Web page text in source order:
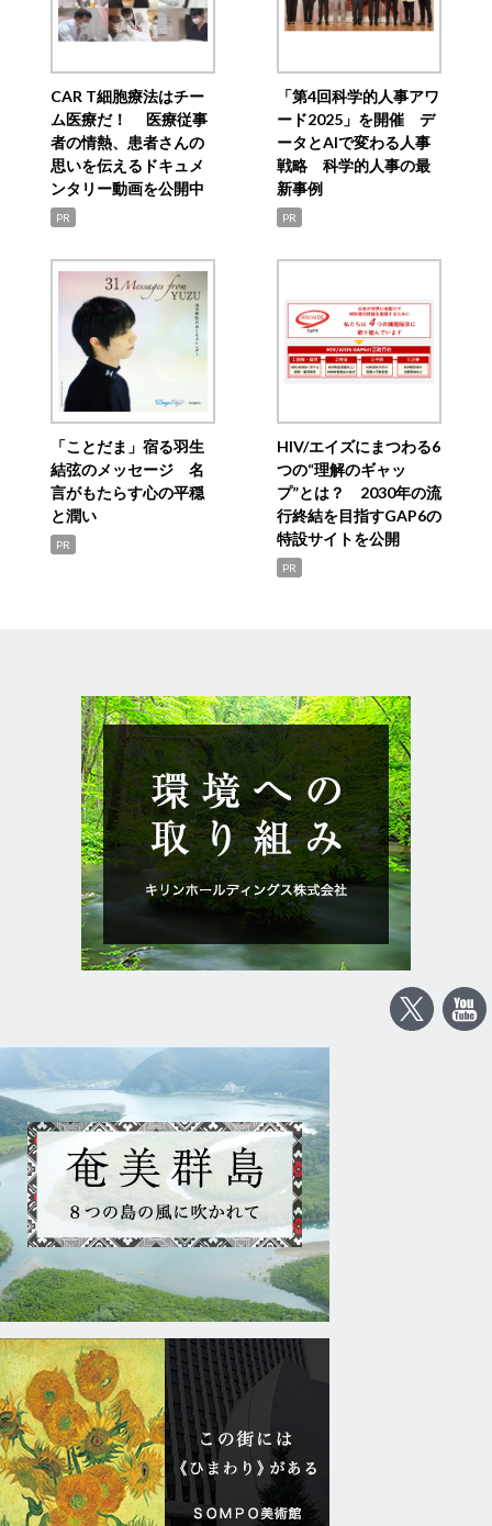
CAR T細胞療法はチー
ム医療だ！ 医療従事
者の情熱、患者さんの
思いを伝えるドキュメ
ンタリー動画を公開中
PR
「第4回科学的人事アワ
ード2025」を開催 デ
ータとAIで変わる人事
戦略 科学的人事の最
新事例
PR
「ことだま」宿る羽生
結弦のメッセージ 名
言がもたらす心の平穏
と潤い
PR
HIV/エイズにまつわる6
つの“理解のギャッ
プ”とは？ 2030年の流
行終結を目指すGAP6の
特設サイトを公開
PR